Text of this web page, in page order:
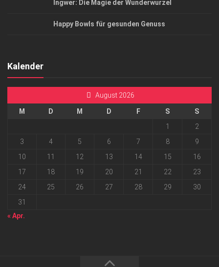
Ingwer: Die Magie der Wunderwurzel
Happy Bowls für gesunden Genuss
Kalender
August 2026
M D M D F S
S
1
2
3
4 5 6 7 8
9
10
11 12 13 14 15
16
17
18 19 20 21 22
23
24
25 26 27 28 29
30
31
« Apr.